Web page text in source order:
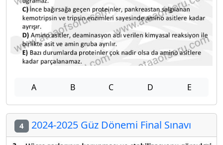
A B C D E
4 2024-2025 Güz Dönemi Final Sınavı